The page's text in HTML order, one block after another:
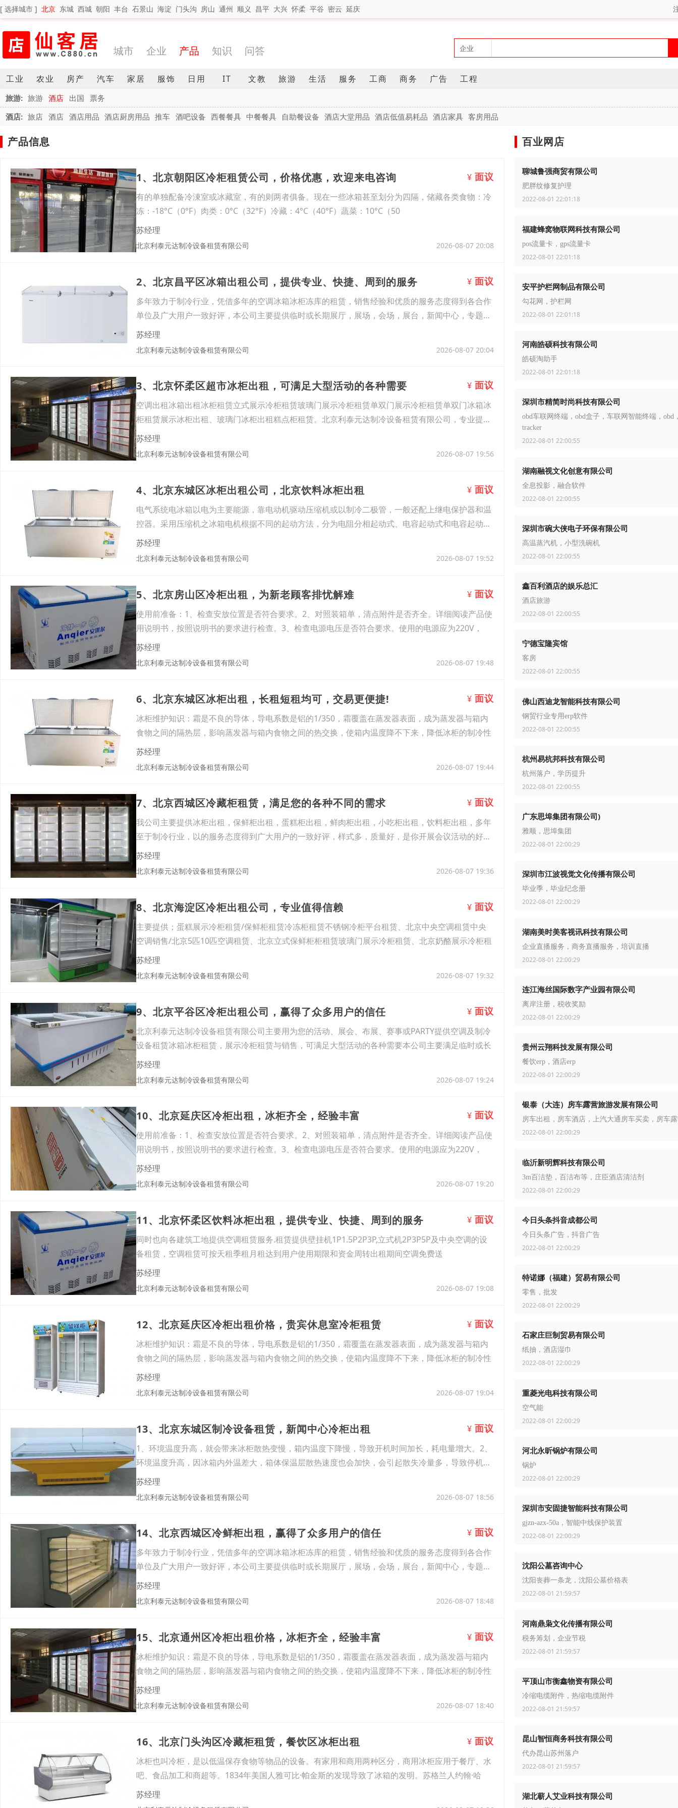
[ 选择城市 ] 北京 东城 西城 朝阳 丰台 石景山 海淀 门头沟 房山 通州 顺义 昌平 大兴 怀柔 平谷 密云 延庆
城市 企业 产品 知识 问答
工业 农业 房产 汽车 家居 服饰 日用 IT 文教 旅游 生活 服务 工商 商务 广告 工程
旅游: 旅游 酒店 出国
票务
酒店: 旅店 酒店 酒店用品 酒店厨房用品 推车 酒吧设备 西餐餐具 中餐餐具 自助餐设备 酒店大堂用品 酒店低值易耗品 酒店家具 客房用品
产品信息
1、北京朝阳区冷柜租赁公司，价格优惠，欢迎来电咨询 ¥ 面议
有的单独配备冷涷室或冰藏室，有的则两者俱备。现在一些冰箱甚至划分为四隔，储藏各类食物：冷
冻：-18°C（0°F）肉类：0°C（32°F）冷藏：4°C（40°F）蔬菜：10°C（50
苏经理
北京利泰元达制冷设备租赁有限公司 2026-08-07 20:08
2、北京昌平区冰箱出租公司，提供专业、快捷、周到的服务 ¥ 面议
多年致力于制冷行业，凭借多年的空调冰箱冰柜冻库的租赁，销售经验和优质的服务态度得到各合作
单位及广大用户一致好评，本公司主要提供临时或长期展厅，展场，会场，展台，新闻中心，专题研
讨会
苏经理
北京利泰元达制冷设备租赁有限公司 2026-08-07 20:04
3、北京怀柔区超市冰柜出租，可满足大型活动的各种需要 ¥ 面议
空调出租冰箱出租冰柜租赁立式展示冷柜租赁玻璃门展示冷柜租赁单双门展示冷柜租赁单双门冰箱冰
柜租赁展示冰柜出租、玻璃门冰柜出租糕点柜租赁。北京利泰元达制冷设备租赁有限公司，专业提供
空调
苏经理
北京利泰元达制冷设备租赁有限公司 2026-08-07 19:56
4、北京东城区冰柜出租公司，北京饮料冰柜出租 ¥ 面议
电气系统电冰箱以电为主要能源，靠电动机驱动压缩机或以制冷二极管，一般还配上继电保护器和温
控器。采用压缩机之冰箱电机根据不同的起动方法，分为电阻分相起动式、电容起动式和电容起动电
容运
苏经理
北京利泰元达制冷设备租赁有限公司 2026-08-07 19:52
5、北京房山区冷柜出租，为新老顾客排忧解难 ¥ 面议
使用前准备：1、检查安放位置是否符合要求。2、对照装箱单，清点附件是否齐全。详细阅读产品使
用说明书，按照说明书的要求进行检查。3、检查电源电压是否符合要求。使用的电源应为220V，
苏经理
北京利泰元达制冷设备租赁有限公司 2026-08-07 19:48
6、北京东城区冰柜出租，长租短租均可，交易更便捷! ¥ 面议
冰柜维护知识：霜是不良的导体，导电系数是铝的1/350，霜覆盖在蒸发器表面，成为蒸发器与箱内
食物之间的隔热层，影响蒸发器与箱内食物之间的热交换，使箱内温度降不下来，降低冰柜的制冷性
苏经理
北京利泰元达制冷设备租赁有限公司 2026-08-07 19:44
7、北京西城区冷藏柜租赁，满足您的各种不同的需求 ¥ 面议
我公司主要提供冰柜出租，保鲜柜出租，蛋糕柜出租，鲜肉柜出租，小吃柜出租，饮料柜出租，多年
至于制冷行业，以的服务态度得到广大用户的一致好评，样式多，质量好，是你开展会议活动的好帮
手，
苏经理
北京利泰元达制冷设备租赁有限公司 2026-08-07 19:36
8、北京海淀区冷柜出租公司，专业值得信赖 ¥ 面议
主要提供；蛋糕展示冷柜租赁/保鲜柜租赁冷冻柜租赁不锈钢冷柜平台租赁、北京中央空调租赁中央
空调销售/北京5匹10匹空调租赁、北京立式保鲜柜柜租赁玻璃门展示冷柜租赁、北京奶酪展示冷柜租
苏经理
北京利泰元达制冷设备租赁有限公司 2026-08-07 19:32
9、北京平谷区冷柜出租公司，赢得了众多用户的信任 ¥ 面议
北京利泰元达制冷设备租赁有限公司主要用为您的活动、展会、布展、赛事或PARTY提供空调及制冷
设备租赁冰箱冰柜租赁，展示冷柜租赁与销售，可满足大型活动的各种需要本公司主要满足临时或长
苏经理
北京利泰元达制冷设备租赁有限公司 2026-08-07 19:24
10、北京延庆区冷柜出租，冰柜齐全，经验丰富 ¥ 面议
使用前准备：1、检查安放位置是否符合要求。2、对照装箱单，清点附件是否齐全。详细阅读产品使
用说明书，按照说明书的要求进行检查。3、检查电源电压是否符合要求。使用的电源应为220V，
苏经理
北京利泰元达制冷设备租赁有限公司 2026-08-07 19:20
11、北京怀柔区饮料冰柜出租，提供专业、快捷、周到的服务 ¥ 面议
同时也向各建筑工地提供空调租赁服务.租赁提供壁挂机1P1.5P2P3P,立式机2P3P5P及中央空调的设
备租赁，空调租赁可按天租季租月租达到用户使用期限和资金周转出租期间空调免费送
苏经理
北京利泰元达制冷设备租赁有限公司 2026-08-07 19:08
12、北京延庆区冷柜出租价格，贵宾休息室冷柜租赁 ¥ 面议
冰柜维护知识：霜是不良的导体，导电系数是铝的1/350，霜覆盖在蒸发器表面，成为蒸发器与箱内
食物之间的隔热层，影响蒸发器与箱内食物之间的热交换，使箱内温度降不下来，降低冰柜的制冷性
苏经理
北京利泰元达制冷设备租赁有限公司 2026-08-07 19:04
13、北京东城区制冷设备租赁，新闻中心冷柜出租 ¥ 面议
1、环境温度升高，就会带来冰柜散热变慢，箱内温度下降慢，导致开机时间加长，耗电量增大。2、
环境温度升高，因冰箱内外温差大，箱体保温层散热速度也会加快，会引起散失冷量多，导致停机时
间
苏经理
北京利泰元达制冷设备租赁有限公司 2026-08-07 18:56
14、北京西城区冷鲜柜出租，赢得了众多用户的信任 ¥ 面议
多年致力于制冷行业，凭借多年的空调冰箱冰柜冻库的租赁，销售经验和优质的服务态度得到各合作
单位及广大用户一致好评，本公司主要提供临时或长期展厅，展场，会场，展台，新闻中心，专题研
讨会
苏经理
北京利泰元达制冷设备租赁有限公司 2026-08-07 18:48
15、北京通州区冷柜出租价格，冰柜齐全，经验丰富 ¥ 面议
冰柜维护知识：霜是不良的导体，导电系数是铝的1/350，霜覆盖在蒸发器表面，成为蒸发器与箱内
食物之间的隔热层，影响蒸发器与箱内食物之间的热交换，使箱内温度降不下来，降低冰柜的制冷性
苏经理
北京利泰元达制冷设备租赁有限公司 2026-08-07 18:40
16、北京门头沟区冷藏柜租赁，餐饮区冰柜出租 ¥ 面议
冰柜也叫冷柜，是以低温保存食物等物品的设备。有家用和商用两种区分，商用冰柜应用于餐厅、水
吧、食品加工和商超等。1834年美国人雅可比·帕金斯的发现导致了冰箱的发明。苏格兰人约翰·哈
苏经理
百业网店
聊城鲁强商贸有限公司
肥胖纹修复护理
2022-08-01 22:01:18
福建蜂窝物联网科技有限公司
pos流量卡，gps流量卡
2022-08-01 22:01:18
安平护栏网制品有限公司
勾花网，护栏网
2022-08-01 22:01:18
河南皓硕科技有限公司
皓硕淘助手
2022-08-01 22:01:18
深圳市精简时尚科技有限公司
obd车联网终端，obd盒子，车联网智能终端，obd
tracker
2022-08-01 22:00:55
湖南融视文化创意有限公司
全息投影，融合软件
2022-08-01 22:00:55
深圳市碗大侠电子环保有限公司
高温蒸汽机，小型洗碗机
2022-08-01 22:00:55
鑫百利酒店的娱乐总汇
酒店旅游
2022-08-01 22:00:55
宁德宝隆宾馆
客房
2022-08-01 22:00:55
佛山西迪龙智能科技有限公司
钢贸行业专用erp软件
2022-08-01 22:00:55
杭州易杭邦科技有限公司
杭州落户，学历提升
2022-08-01 22:00:55
广东思埠集团有限公司)
雅顺，思埠集团
2022-08-01 22:00:29
深圳市江波视觉文化传播有限公司
毕业季，毕业纪念册
2022-08-01 22:00:29
湖南美时美客视讯科技有限公司
企业直播服务，商务直播服务，培训直播
2022-08-01 22:00:29
连江海丝国际数字产业园有限公司
离岸注册，税收奖励
2022-08-01 22:00:29
贵州云翔科技发展有限公司
餐饮erp，酒店erp
2022-08-01 22:00:29
银泰（大连）房车露营旅游发展有限公司
房车出租，房车酒店，上汽大通房车买卖，房车
2022-08-01 22:00:29
临沂新明辉科技有限公司
3m百洁垫，百洁布等，庄臣酒店清洁剂
2022-08-01 22:00:29
今日头条抖音成都公司
今日头条广告，抖音广告
2022-08-01 22:00:29
特诺娜（福建）贸易有限公司
零售，批发
2022-08-01 22:00:29
石家庄巨制贸易有限公司
纸抽，酒店湿巾
2022-08-01 22:00:29
重菱光电科技有限公司
空气能
2022-08-01 22:00:29
河北永昕锅炉有限公司
锅炉
2022-08-01 22:00:29
深圳市安固捷智能科技有限公司
gjzn-azx-50a，智能中线保护装置
2022-08-01 22:00:29
沈阳公墓咨询中心
沈阳丧葬一条龙，沈阳公墓价格表
2022-08-01 21:59:57
河南鼎枭文化传播有限公司
税务筹划，企业节税
2022-08-01 21:59:57
平顶山市衡鑫物资有限公司
冷缩电缆附件，热缩电缆附件
2022-08-01 21:59:57
昆山智恒商务科技有限公司
代办昆山苏州落户
2022-08-01 21:59:57
湖北蕲人艾业科技有限公司